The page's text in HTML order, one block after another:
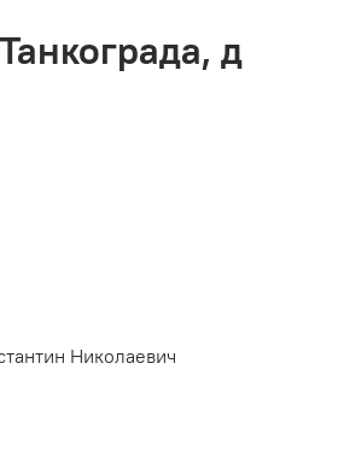
д
Николаевич